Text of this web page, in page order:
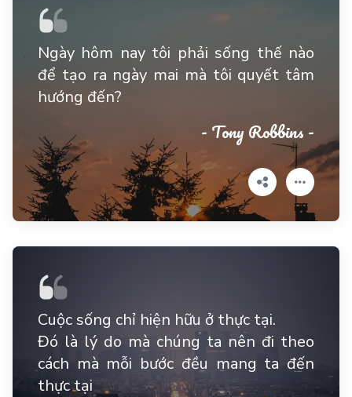
Ngày hôm nay tôi phải sống thế nào
để tạo ra ngày mai mà tôi quyết tâm
hướng đến?
- Tony Robbins -
Cuộc sống chỉ hiện hữu ở thực tại.
Đó là lý do mà chúng ta nên đi theo
cách mà mỗi bước đều mang ta đến
thực tại